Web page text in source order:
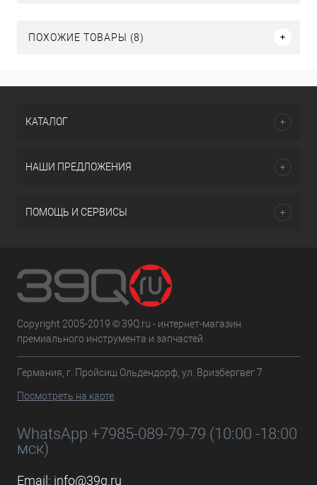
ПОХОЖИЕ ТОВАРЫ (8)
КАТАЛОГ
НАШИ ПРЕДЛОЖЕНИЯ
ПОМОЩЬ И СЕРВИСЫ
Copyright 2005-2019 © 39Q.ru - интернет-магазин
премиального инструмента и запчастей
Германия, г. Пройсиш Ольдендорф, ул. Вризбергвег 7
Посмотреть на карте
WhatsApp +7985-089-79-79 (10:00 -18:00
мск)
Email: info@39q.ru